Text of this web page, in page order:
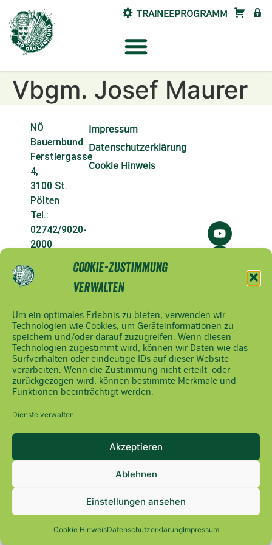
Cookie-Zustimmung
verwalten
Um ein optimales Erlebnis zu bieten, verwenden wir
Technologien wie Cookies, um Geräteinformationen zu
speichern und/oder darauf zuzugreifen. Wenn diesen
Technologien zugestimmt wird, können wir Daten wie das
Surfverhalten oder eindeutige IDs auf dieser Website
verarbeiten. Wenn die Zustimmung nicht erteilt oder
zurückgezogen wird, können bestimmte Merkmale und
Funktionen beeinträchtigt werden.
Dienste verwalten
Akzeptieren
Ablehnen
Einstellungen ansehen
Cookie HinweisDatenschutzerklärungImpressum
TRAINEEPROGRAMM SHOP
Vbgm. Josef Maurer
NÖ
Bauernbund
Ferstlergasse
4,
3100 St.
Pölten
Tel.:
02742/9020-
2000
02742/9020-
Impressum
Datenschutzerklärung
Cookie Hinweis